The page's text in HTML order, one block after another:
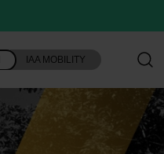
IAA MOBILITY